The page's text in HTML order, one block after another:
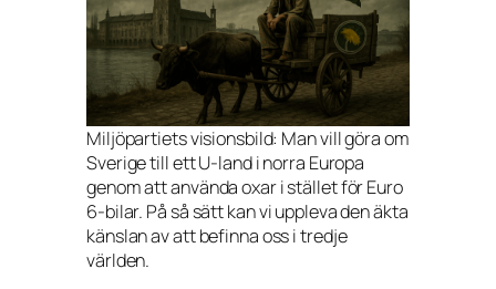
Miljöpartiets visionsbild: Man vill göra om
Sverige till ett U-land i norra Europa
genom att använda oxar i stället för Euro
6-bilar. På så sätt kan vi uppleva den äkta
känslan av att befinna oss i tredje
världen.